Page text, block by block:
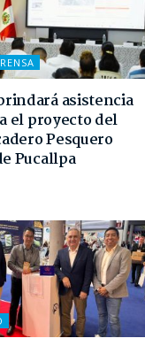
asistencia
el proyecto del
Pesquero
Pucallpa